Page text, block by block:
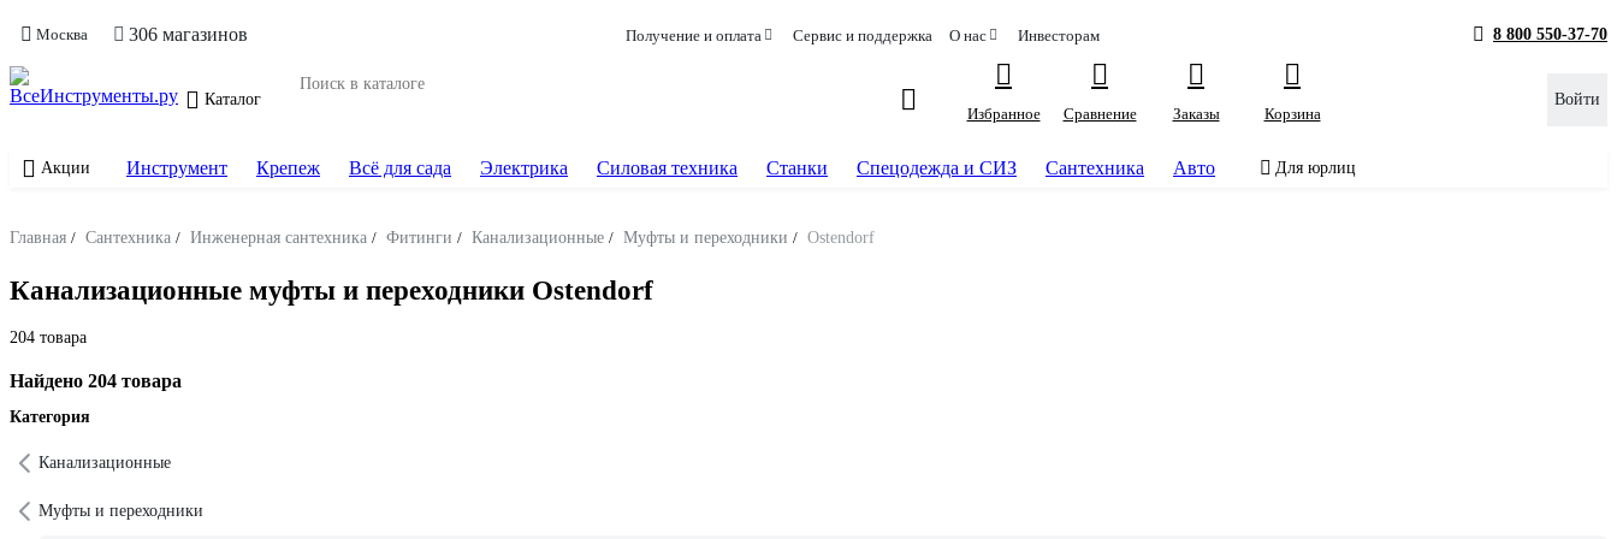
Москва 306 магазинов Получение и оплата Сервис и поддержка О нас Инвесторам 8 800 550-37-70
Каталог
Избранное
Сравнение Заказы Корзина
Войти
Акции Инструмент Крепеж Всё для сада Электрика Силовая техника Станки Спецодежда и СИЗ Сантехника Авто Для юрлиц
Главная / Сантехника / Инженерная сантехника / Фитинги / Канализационные / Муфты и переходники / Ostendorf
Канализационные муфты и переходники Ostendorf
204 товара
Найдено 204 товара
Категория
Канализационные
Муфты и переходники